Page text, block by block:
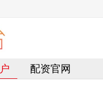
配资官网